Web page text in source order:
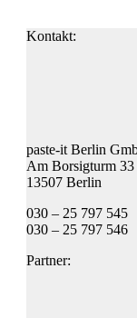
Kontakt:
paste-it Berlin
Am Borsigturm 33
13507 Berlin
030 – 25 797 545
030 – 25 797 546
Partner: